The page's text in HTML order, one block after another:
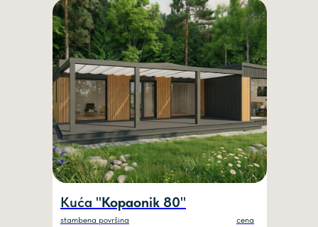
Kuća "Kopaonik 80"
stambena površina cena
ZAKAŽI POZIV